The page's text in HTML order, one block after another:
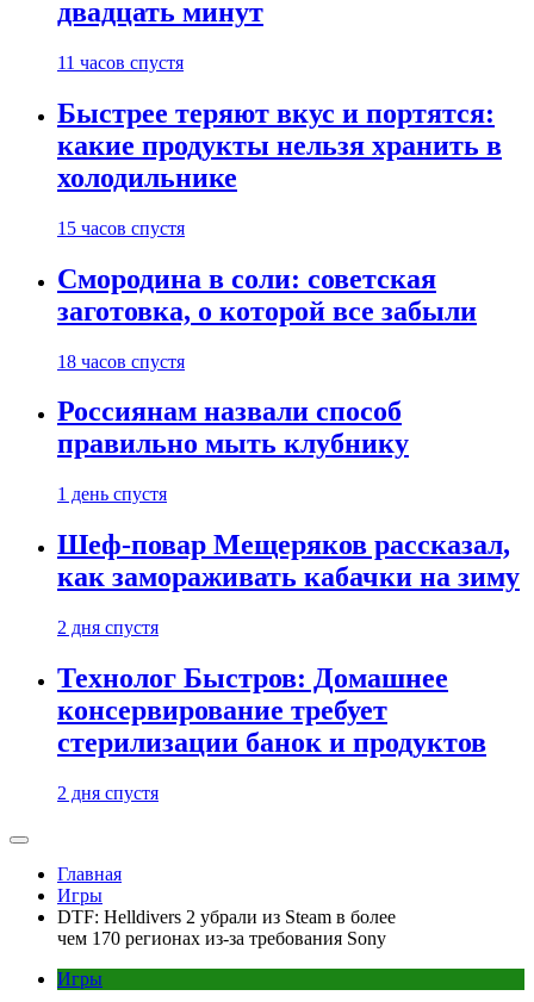
двадцать минут
11 часов спустя
Быстрее теряют вкус и портятся:
какие продукты нельзя хранить в
холодильнике
15 часов спустя
Смородина в соли: советская
заготовка, о которой все забыли
18 часов спустя
Россиянам назвали способ
правильно мыть клубнику
1 день спустя
Шеф-повар Мещеряков рассказал,
как замораживать кабачки на зиму
2 дня спустя
Технолог Быстров: Домашнее
консервирование требует
стерилизации банок и продуктов
2 дня спустя
Главная
Игры
DTF: Helldivers 2 убрали из Steam в более
чем 170 регионах из-за требования Sony
Игры